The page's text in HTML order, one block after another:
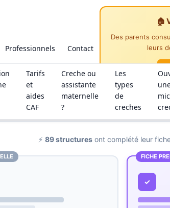
Tarifs
et
aides
CAF
Creche ou
assistante
maternelle
?
Les
types
de
creches
Professionnels Contact
🏠
Des parents
leurs
⚡ 89 structuresont complété leur
FICHE
✓